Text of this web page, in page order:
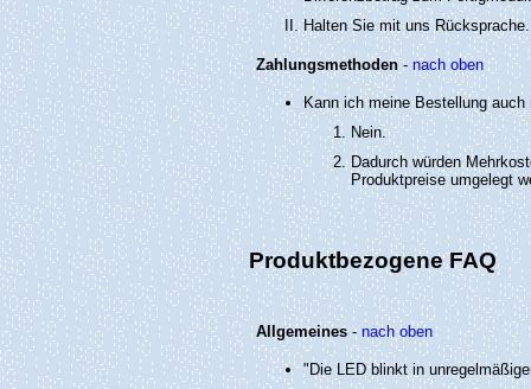
Halten Sie mit uns Rücksprache.
Zahlungsmethoden- nach oben
Kann ich meine Bestellung
Nein.
Dadurch würden
Produktpreise umgelegt
Produktbezogene FAQ
Allgemeines - nach oben
"Die LED blinkt in